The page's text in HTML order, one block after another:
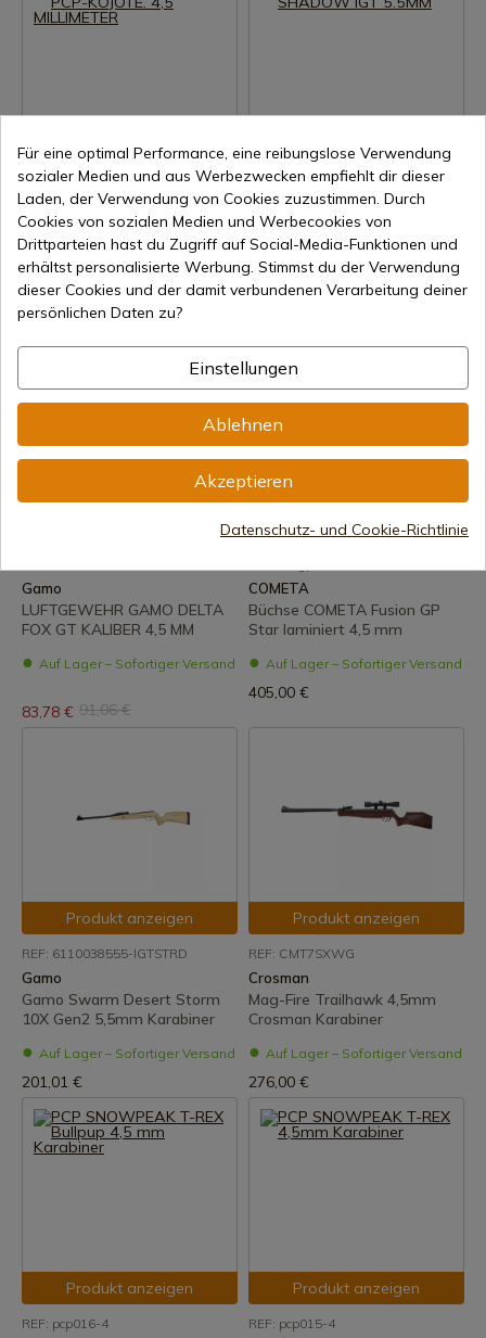
Produkt anzeigen
REF: 1460
Gamo
KARABINER GAMO PCP-
KOJOTE. 4,5 MILLIMETER
Auf Lager – Sofortiger Versand
551,00 €
Produkt anzeigen
REF: 6110029555-IGT
Gamo
LUFTGEWEHR GAMO
SHADOW IGT 5.5MM
Auf Lager – Sofortiger Versand
Gamo
LUFTGEWEHR GAMO DELTA
FOX GT KALIBER 4,5 MM
Auf Lager – Sofortiger Versand
83,78 € 91,06 €
Produkt anzeigen
COMETA
Büchse COMETA Fusion GP
Star laminiert 4,5 mm
Auf Lager – Sofortiger Versand
405,00 €
Produkt anzeigen
REF: 6110038555-IGTSTRD
Gamo
Gamo Swarm Desert Storm
10X Gen2 5,5mm Karabiner
Auf Lager – Sofortiger Versand
201,01 €
Produkt anzeigen
REF: CMT7SXWG
Crosman
Mag-Fire Trailhawk 4,5mm
Crosman Karabiner
Auf Lager – Sofortiger Versand
276,00 €
Produkt anzeigen
REF: pcp016-4
Produkt anzeigen
REF: pcp015-4
Für eine optimal Performance, eine reibungslose Verwendung
sozialer Medien und aus Werbezwecken empfiehlt dir dieser
Laden, der Verwendung von Cookies zuzustimmen. Durch
Cookies von sozialen Medien und Werbecookies von
Drittparteien hast du Zugriff auf Social-Media-Funktionen und
erhältst personalisierte Werbung. Stimmst du der Verwendung
dieser Cookies und der damit verbundenen Verarbeitung deiner
persönlichen Daten zu?
Einstellungen
Ablehnen
Akzeptieren
Datenschutz- und Cookie-Richtlinie